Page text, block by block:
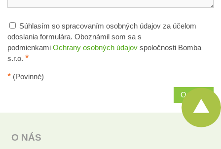
Súhlasím so spracovaním osobných údajov za účelom
odoslania formulára. Oboznámil som sa s
podmienkami Ochrany osobných údajov spoločnosti Bomba
s.r.o. *
* (Povinné)
Odoslať
O NÁS